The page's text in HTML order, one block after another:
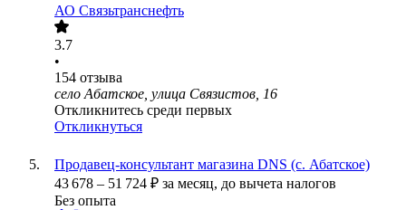
АО Связьтранснефть
3.7
•
154 отзыва
село Абатское, улица Связистов, 16
Откликнитесь среди первых
Откликнуться
Продавец-консультант магазина DNS (с. Абатское)
43 678 – 51 724 ₽ за месяц, до вычета налогов
Без опыта